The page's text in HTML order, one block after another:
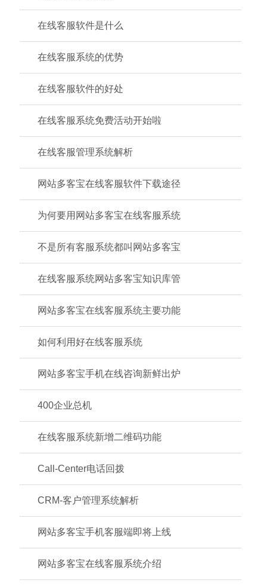
在线客服软件是什么
在线客服系统的优势
在线客服软件的好处
在线客服系统免费活动开始啦
在线客服管理系统解析
网站多客宝在线客服软件下载途径
为何要用网站多客宝在线客服系统
不是所有客服系统都叫网站多客宝
在线客服系统网站多客宝知识库管
网站多客宝在线客服系统主要功能
如何利用好在线客服系统
网站多客宝手机在线咨询新鲜出炉
400企业总机
在线客服系统新增二维码功能
Call-Center电话回拨
CRM-客户管理系统解析
网站多客宝手机客服端即将上线
网站多客宝在线客服系统介绍